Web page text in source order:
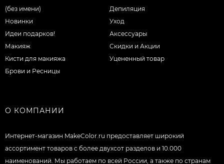
(без имени)
Новинки
Идеи подарков!
Макияж
Кисти для макияжа
Брови и Ресницы
Депиляция
Уход
Аксессуары
Скидки и Акции
Уцененный товар
О КОМПАНИИ
Интернет-магазин MakeColor.ru предоставляет широкий
ассортимент товаров c более двухсот разделов и 10.000
наименований. Мы работаем по всей России, а также по странам